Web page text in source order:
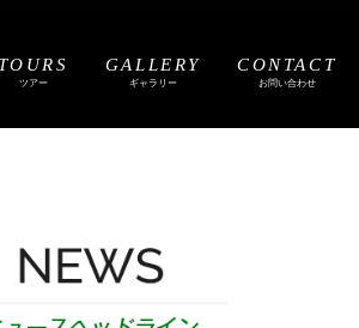
TOURS
ツアー
GALLERY
ギャラリー
CONTACT
お問い合わせ